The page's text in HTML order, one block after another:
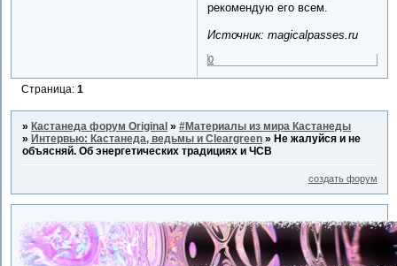
рекомендую его всем.
Источник: magicalpasses.ru
0
Страница:1
»Кастанеда форум Original »#Материалы из мира Кастанеды
»Интервью: Кастанеда, ведьмы и Cleargreen »Не жалуйся и не
объясняй. Об энергетических традициях и ЧСВ
создать форум